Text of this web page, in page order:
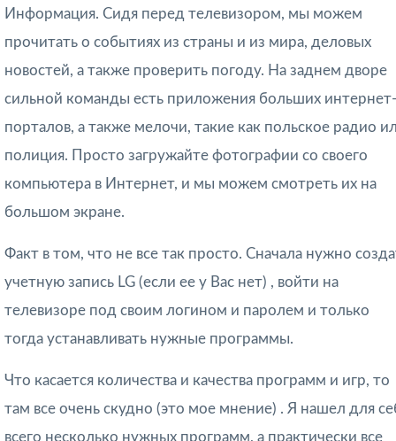
Информация. Сидя перед телевизором, мы можем
прочитать о событиях из страны и из мира, деловых
новостей, а также проверить погоду. На заднем дворе
сильной команды есть приложения больших интернет-
порталов, а также мелочи, такие как польское радио
полиция. Просто загружайте фотографии со своего
компьютера в Интернет, и мы можем смотреть их на
большом экране.
Факт в том, что не все так просто. Сначала нужно
учетную запись LG (если ее у Вас нет) , войти на
телевизоре под своим логином и паролем и только
тогда устанавливать нужные программы.
Что касается количества и качества программ и игр, то
там все очень скудно (это мое мнение) . Я нашел для
всего несколько нужных программ, а практически все